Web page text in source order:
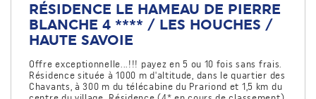
RÉSIDENCE LE HAMEAU DE PIERRE
BLANCHE 4 **** / LES HOUCHES /
HAUTE SAVOIE
Offre exceptionnelle...!!! payez en 5 ou 10 fois sans frais.
Résidence située à 1000 m d'altitude, dans le quartier des
Chavants, à 300 m du télécabine du Prariond et 1,5 km du